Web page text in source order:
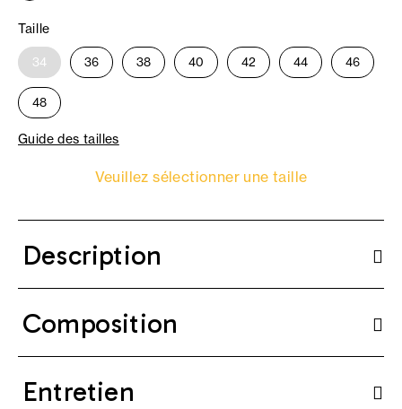
Taille
34 36 38 40 42 44 46
48
Guide des tailles
Veuillez sélectionner une taille
Description
Composition
Entretien